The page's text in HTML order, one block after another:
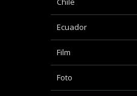
Ecuador
Film
Foto